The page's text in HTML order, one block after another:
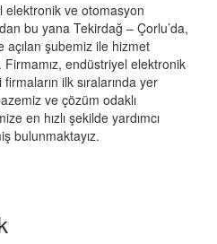
elektronik ve otomasyon
bu yana Tekirdağ – Çorlu’da,
açılan şubemiz ile hizmet
endüstriyel elektronik
ilk sıralarında yer
ve çözüm odaklı
en hızlı şekilde yardımcı
bulunmaktayız.